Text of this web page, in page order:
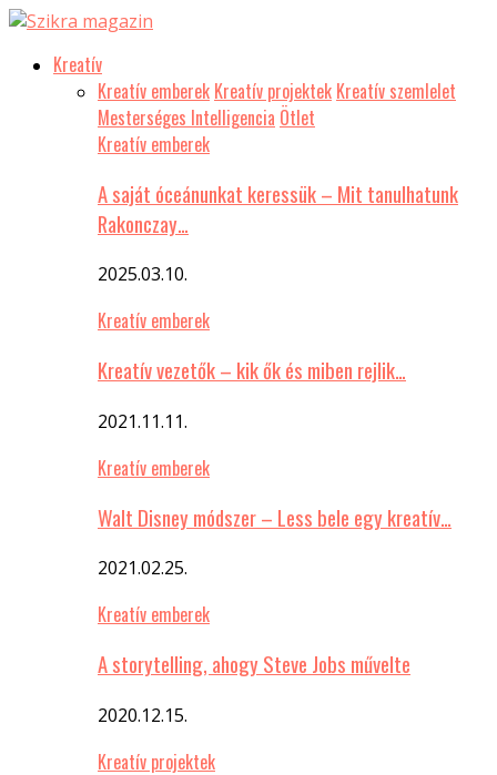
Kreatív
Kreatív emberek Kreatív projektek Kreatív szemlelet
Mesterséges Intelligencia Ötlet
Kreatív emberek
A saját óceánunkat keressük – Mit tanulhatunk
Rakonczay…
2025.03.10.
Kreatív emberek
Kreatív vezetők – kik ők és miben rejlik…
2021.11.11.
Kreatív emberek
Walt Disney módszer – Less bele egy kreatív…
2021.02.25.
Kreatív emberek
A storytelling, ahogy Steve Jobs művelte
2020.12.15.
Kreatív projektek